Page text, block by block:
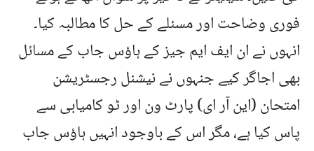
فوری وضاحت اور مسئلے کے حل کا مطالبہ کیا۔
انہوں نے ان ایف ایم جیز کے ہاؤس جاب کے مسائل
بھی اجاگر کیے جنہوں نے نیشنل رجسٹریشن
امتحان (این آر ای) پارٹ ون اور ٹو کامیابی سے
پاس کیا ہے، مگر اس کے باوجود انہیں ہاؤس جاب